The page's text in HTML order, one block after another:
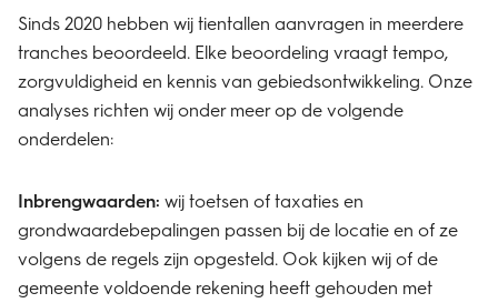
Sinds 2020 hebben wij tientallen aanvragen in meerdere
tranches beoordeeld. Elke beoordeling vraagt tempo,
zorgvuldigheid en kennis van gebiedsontwikkeling. Onze
analyses richten wij onder meer op de volgende
onderdelen:
Inbrengwaarden: wij toetsen of taxaties en
grondwaardebepalingen passen bij de locatie en of ze
volgens de regels zijn opgesteld. Ook kijken wij of de
gemeente voldoende rekening heeft gehouden met